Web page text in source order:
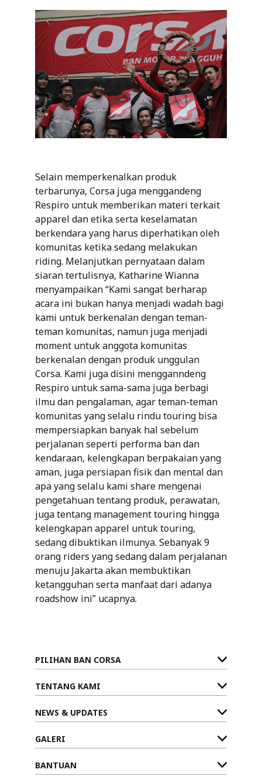
Selain memperkenalkan produk
terbarunya, Corsa juga menggandeng
Respiro untuk memberikan materi terkait
apparel dan etika serta keselamatan
berkendara yang harus diperhatikan oleh
komunitas ketika sedang melakukan
riding. Melanjutkan pernyataan dalam
siaran tertulisnya, Katharine Wianna
menyampaikan “Kami sangat berharap
acara ini bukan hanya menjadi wadah bagi
kami untuk berkenalan dengan teman-
teman komunitas, namun juga menjadi
moment untuk anggota komunitas
berkenalan dengan produk unggulan
Corsa. Kami juga disini mengganndeng
Respiro untuk sama-sama juga berbagi
ilmu dan pengalaman, agar teman-teman
komunitas yang selalu rindu touring bisa
mempersiapkan banyak hal sebelum
perjalanan seperti performa ban dan
kendaraan, kelengkapan berpakaian yang
aman, juga persiapan fisik dan mental dan
apa yang selalu kami share mengenai
pengetahuan tentang produk, perawatan,
juga tentang management touring hingga
kelengkapan apparel untuk touring,
sedang dibuktikan ilmunya. Sebanyak 9
orang riders yang sedang dalam perjalanan
menuju Jakarta akan membuktikan
ketangguhan serta manfaat dari adanya
roadshow ini” ucapnya.
PILIHAN BAN CORSA
TENTANG KAMI
NEWS & UPDATES
GALERI
BANTUAN